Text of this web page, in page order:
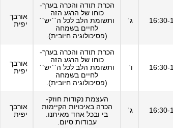
16:30- ג'
הכרת תודה והכרה בערך-
כוחו של הרגע הזה
ותשומת הלב לכל ה``יש``
לחיים בשמחה
(פסיכולוגיה חיובית).
אורבך
יפית
16:30- ו'
הכרת תודה והכרה בערך-
כוחו של הרגע הזה
ותשומת הלב לכל ה``יש``
לחיים בשמחה
(פסיכולוגיה חיובית).
אורבך
יפית
16:30- ג'
העצמת נקודות חוזק-
הכרה באיכויות הקיימות
בי ובכל אחד מאיתנו.
עבודות סיום.
אורבך
יפית